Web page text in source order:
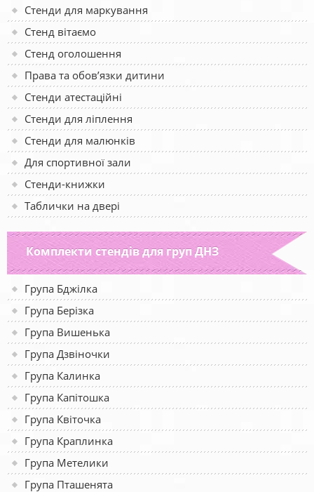
Стенди для маркування
Стенд вітаємо
Стенд оголошення
Права та обов’язки дитини
Стенди атестаційні
Стенди для ліплення
Стенди для малюнків
Для спортивної зали
Стенди-книжки
Таблички на двері
Комплекти стендів для груп ДНЗ
Група Бджілка
Група Берізка
Група Вишенька
Група Дзвіночки
Група Калинка
Група Капітошка
Група Квіточка
Група Краплинка
Група Метелики
Група Пташенята